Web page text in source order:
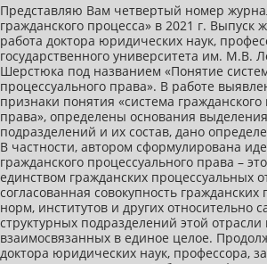
Представляю Вам четвертый номер
гражданского процесса» в 2021 г. Выпуск
работа доктора юридических наук,
государственного университета им. М.В.
Шерстюка под названием «Понятие
процессуального права». В работе
признаки понятия «система гражданского
права», определены основания
подразделений и их состав, дано
В частности, автором сформулирована
гражданского процессуального права –
единством гражданских процессуальных
согласованная совокупность
норм, институтов и других относительно
структурных подразделений этой
взаимосвязанных в единое целое.
доктора юридических наук, профессора,